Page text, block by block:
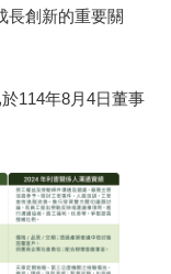
長創新的重要關
114年8月4日董事